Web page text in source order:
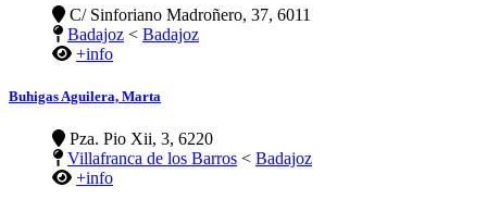
C/ Sinforiano Madroñero, 37, 6011
Badajoz < Badajoz
+info
Buhigas Aguilera, Marta
Pza. Pio Xii, 3, 6220
Villafranca de los Barros < Badajoz
+info